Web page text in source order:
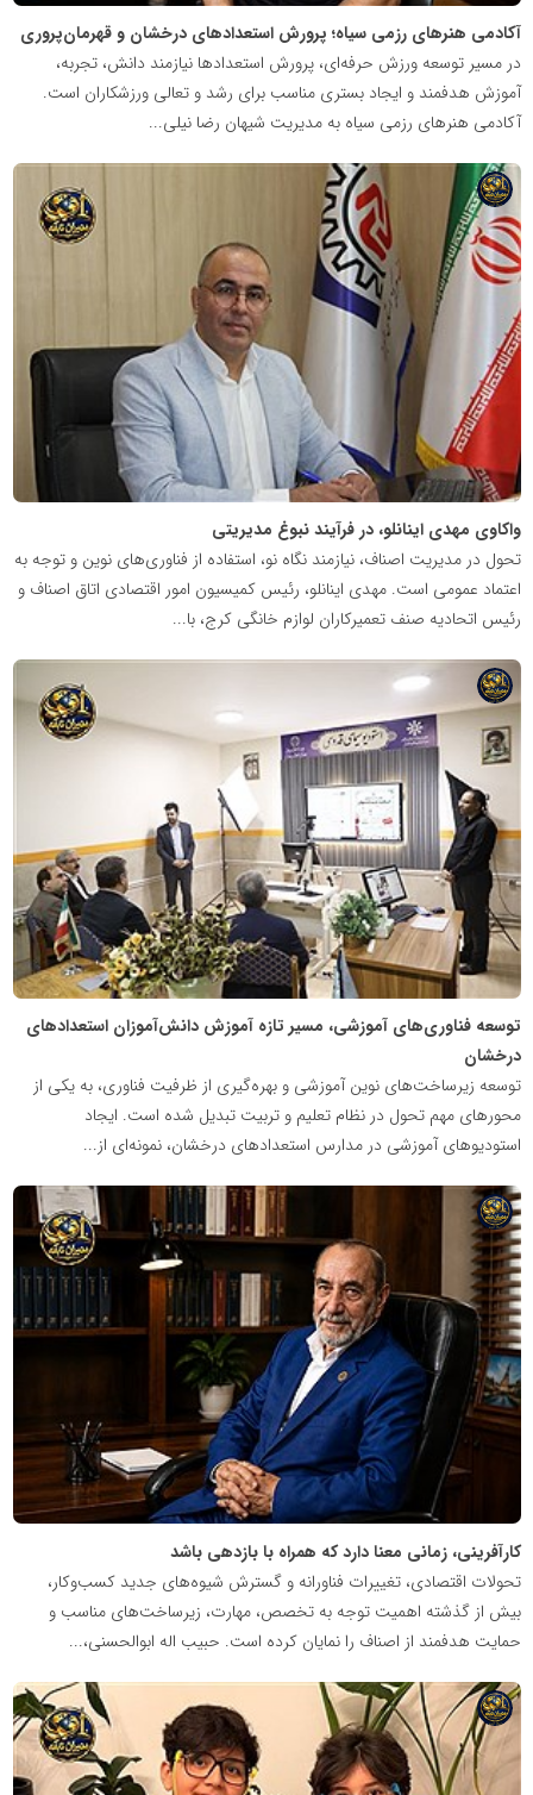
آکادمی هنرهای رزمی سیاه؛ پرورش استعدادهای درخشان و قهرمان‌پروری
در مسیر توسعه ورزش حرفه‌ای، پرورش استعدادها نیازمند دانش، تجربه،
آموزش هدفمند و ایجاد بستری مناسب برای رشد و تعالی ورزشکاران است.
آکادمی هنرهای رزمی سیاه به مدیریت شیهان رضا نیلی...
واکاوی مهدی اینانلو، در فرآیند نبوغ مدیریتی
تحول در مدیریت اصناف، نیازمند نگاه نو، استفاده از فناوری‌های نوین و توجه به
اعتماد عمومی است. مهدی اینانلو، رئیس کمیسیون امور اقتصادی اتاق اصناف و
رئیس اتحادیه صنف تعمیرکاران لوازم خانگی کرج، با...
شبکه
خبری
مدیران
توسعه فناوری‌های آموزشی، مسیر تازه آموزش دانش‌آموزان استعدادهای
درخشان
توسعه زیرساخت‌های نوین آموزشی و بهره‌گیری از ظرفیت فناوری، به یکی از
محورهای مهم تحول در نظام تعلیم و تربیت تبدیل شده است. ایجاد
استودیوهای آموزشی در مدارس استعدادهای درخشان، نمونه‌ای از...
شبکه
خبری
مدیران
نابغه
کارآفرینی، زمانی معنا دارد که همراه با بازدهی باشد
تحولات اقتصادی، تغییرات فناورانه و گسترش شیوه‌های جدید کسب‌وکار،
بیش از گذشته اهمیت توجه به تخصص، مهارت، زیرساخت‌های مناسب و
حمایت هدفمند از اصناف را نمایان کرده است. حبیب اله ابوالحسنی،...
شبکه
خبری
مدیران
نابغه
شبکه
خبری